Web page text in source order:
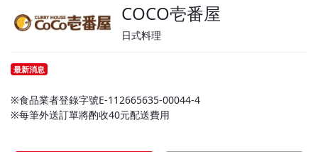
COCO壱番屋
日式料理
最新消息
※食品業者登錄字號E-112665635-00044-4
※每筆外送訂單將酌收40元配送費用